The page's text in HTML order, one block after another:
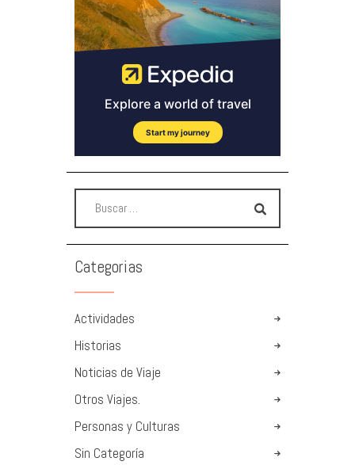
Categorias
Actividades
Historias
Noticias de Viaje
Otros Viajes.
Personas y Culturas
Sin Categoría